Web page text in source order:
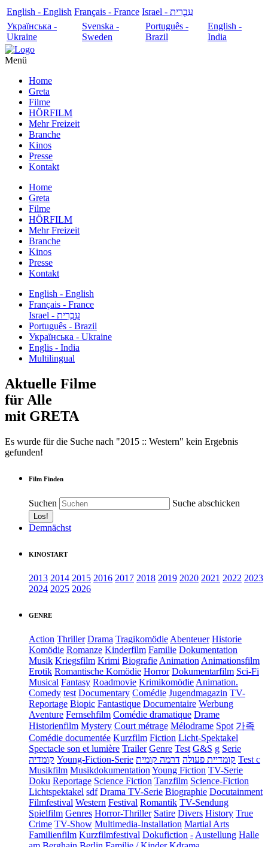
English - English Français - France
עִבְרִית - Israel
Українська -
Ukraine
Svenska -
Sweden
Português -
Brazil
English -
India
Menü
Home
Greta
Filme
HÖRFILM
Mehr Freizeit
Branche
Kinos
Presse
Kontakt
Home
Greta
Filme
HÖRFILM
Mehr Freizeit
Branche
Kinos
Presse
Kontakt
English - English
Français - France
עִבְרִית - Israel
Português - Brazil
Українська - Ukraine
Englis - India
Multilingual
Aktuelle Filme
für Alle
mit GRETA
Es wurde für die Suche nach "2015 :: Western" kein Ergebnis
gefunden!
Film Finden
Suchen Suche abschicken
Demnächst
KINOSTART
2013 2014 2015 2016 2017 2018 2019 2020 2021 2022 2023
2024 2025 2026
GENRE
Action Thriller Drama Tragikomödie Abenteuer Historie
Komödie Romanze Kinderfilm Familie Dokumentation
Musik Kriegsfilm Krimi Biografie Animation Animationsfilm
Erotik Romantische Komödie Horror Dokumentarfilm Sci-Fi
Musical Fantasy Roadmovie Krimikomödie Animation.
Comedy test Documentary Comédie Jugendmagazin TV-
Reportage Biopic Fantastique Documentaire Werbung
Aventure Fernsehfilm Comédie dramatique Drame
Historienfilm Mystery Court métrage Mélodrame Spot 가족
Comédie documentée Kurzfilm Fiction Licht-Spektakel
Spectacle son et lumière Trailer Genre Test G&S g Serie
קומדיה Young-Fiction-Serie קומדיית פעולה דרמה קומית
Test c
Musikfilm Musikdokumentation Young Fiction TV-Serie
Doku Reportage Science Fiction Tanzfilm Science-Fiction
Lichtspektakel sdf Drama TV-Serie Biographie Docutainment
Filmfestival Western Festival Romantik TV-Sendung
Spielfilm Genres Horror-Thriller Satire Divers History True
Crime TV-Show Multimedia-Installation Martial Arts
Familienfilm Kurzfilmfestival Dokufiction - Austellung Halle